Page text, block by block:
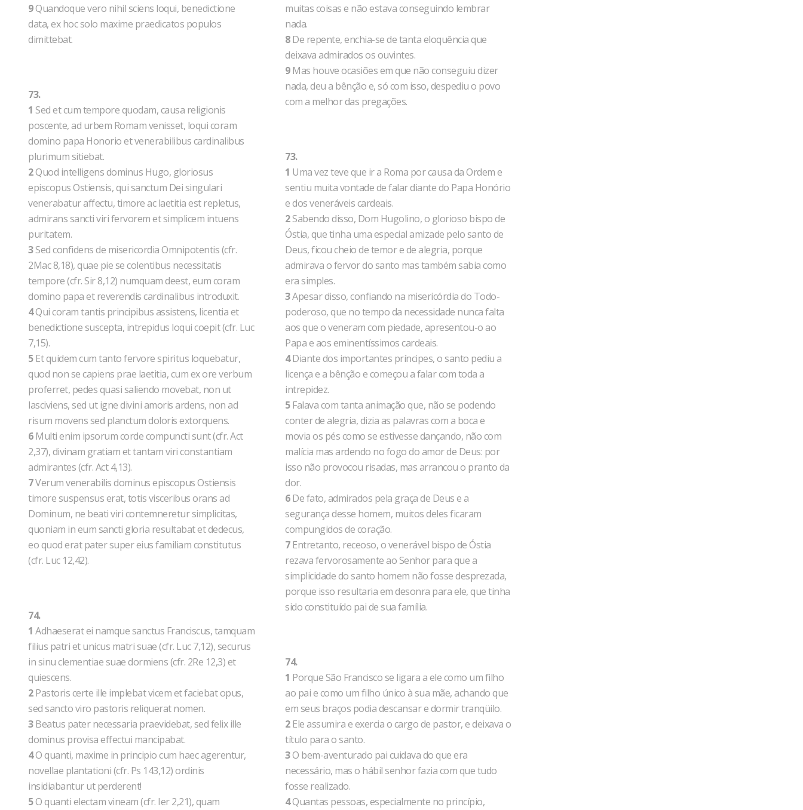
9Quandoque vero nihil sciens loqui, benedictione
data, ex hoc solo maxime praedicatos populos
dimittebat.
73.
1 Sed et cum tempore quodam, causa religionis
poscente, ad urbem Romam venisset, loqui coram
domino papa Honorio et venerabilibus cardinalibus
plurimum sitiebat.
2Quod intelligens dominus Hugo, gloriosus
episcopus Ostiensis, qui sanctum Dei singulari
venerabatur affectu, timore ac laetitia est repletus,
admirans sancti viri fervorem et simplicem intuens
puritatem.
3Sed confidens de misericordia Omnipotentis (cfr.
2Mac 8,18), quae pie se colentibus necessitatis
tempore (cfr. Sir 8,12) numquam deest, eum coram
domino papa et reverendis cardinalibus introduxit.
4Qui coram tantis principibus assistens, licentia et
benedictione suscepta, intrepidus loqui coepit (cfr. Luc
7,15).
5Et quidem cum tanto fervore spiritus loquebatur,
quod non se capiens prae laetitia, cum ex ore verbum
proferret, pedes quasi saliendo movebat, non ut
lasciviens, sed ut igne divini amoris ardens, non ad
risum movens sed planctum doloris extorquens.
6Multi enim ipsorum corde compuncti sunt (cfr. Act
2,37), divinam gratiam et tantam viri constantiam
admirantes (cfr. Act 4,13).
7Verum venerabilis dominus episcopus Ostiensis
timore suspensus erat, totis visceribus orans ad
Dominum, ne beati viri contemneretur simplicitas,
quoniam in eum sancti gloria resultabat et dedecus,
eo quod erat pater super eius familiam constitutus
(cfr. Luc 12,42).
74.
1 Adhaeserat ei namque sanctus Franciscus, tamquam
filius patri et unicus matri suae (cfr. Luc 7,12), securus
in sinu clementiae suae dormiens (cfr. 2Re 12,3) et
quiescens.
2Pastoris certe ille implebat vicem et faciebat opus,
sed sancto viro pastoris reliquerat nomen.
3Beatus pater necessaria praevidebat, sed felix ille
dominus provisa effectui mancipabat.
4O quanti, maxime in principio cum haec agerentur,
novellae plantationi (cfr. Ps 143,12) ordinis
insidiabantur ut perderent!
5O quanti electam vineam (cfr. Ier 2,21), quam
muitas coisas e não estava conseguindo lembrar
nada.
8De repente, enchia-se de tanta eloquência que
deixava admirados os ouvintes.
9Mas houve ocasiões em que não conseguiu dizer
nada, deu a bênção e, só com isso, despediu o povo
com a melhor das pregações.
73.
1 Uma vez teve que ir a Roma por causa da Ordem e
sentiu muita vontade de falar diante do Papa Honório
e dos veneráveis cardeais.
2Sabendo disso, Dom Hugolino, o glorioso bispo de
Óstia, que tinha uma especial amizade pelo santo de
Deus, ficou cheio de temor e de alegria, porque
admirava o fervor do santo mas também sabia como
era simples.
3Apesar disso, confiando na misericórdia do Todo-
poderoso, que no tempo da necessidade nunca falta
aos que o veneram com piedade, apresentou-o ao
Papa e aos eminentíssimos cardeais.
4Diante dos importantes príncipes, o santo pediu a
licença e a bênção e começou a falar com toda a
intrepidez.
5Falava com tanta animação que, não se podendo
conter de alegria, dizia as palavras com a boca e
movia os pés como se estivesse dançando, não com
malícia mas ardendo no fogo do amor de Deus: por
isso não provocou risadas, mas arrancou o pranto da
dor.
6De fato, admirados pela graça de Deus e a
segurança desse homem, muitos deles ficaram
compungidos de coração.
7Entretanto, receoso, o venerável bispo de Óstia
rezava fervorosamente ao Senhor para que a
simplicidade do santo homem não fosse desprezada,
porque isso resultaria em desonra para ele, que tinha
sido constituído pai de sua família.
74.
1 Porque São Francisco se ligara a ele como um filho
ao pai e como um filho único à sua mãe, achando que
em seus braços podia descansar e dormir tranqüilo.
2Ele assumira e exercia o cargo de pastor, e deixava o
título para o santo.
3O bem-aventurado pai cuidava do que era
necessário, mas o hábil senhor fazia com que tudo
fosse realizado.
4Quantas pessoas, especialmente no princípio,